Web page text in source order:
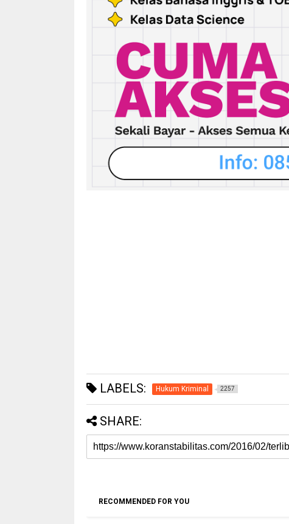
LABELS: Hukum Kriminal 2257
SHARE:
RECOMMENDED FOR YOU